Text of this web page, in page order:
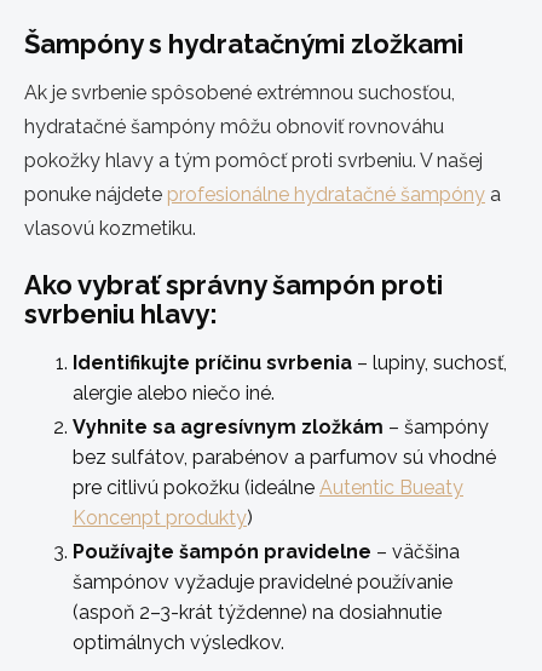
Šampóny s hydratačnými zložkami
Ak je svrbenie spôsobené extrémnou suchosťou,
hydratačné šampóny môžu obnoviť rovnováhu
pokožky hlavy a tým pomôcť proti svrbeniu. V našej
ponuke nájdete profesionálne hydratačné šampóny a
vlasovú kozmetiku.
Ako vybrať správny šampón proti
svrbeniu hlavy:
Identifikujte príčinu svrbenia – lupiny, suchosť,
alergie alebo niečo iné.
Vyhnite sa agresívnym zložkám – šampóny
bez sulfátov, parabénov a parfumov sú vhodné
pre citlivú pokožku (ideálne Autentic Bueaty
Koncenpt produkty)
Používajte šampón pravidelne – väčšina
šampónov vyžaduje pravidelné používanie
(aspoň 2–3-krát týždenne) na dosiahnutie
optimálnych výsledkov.